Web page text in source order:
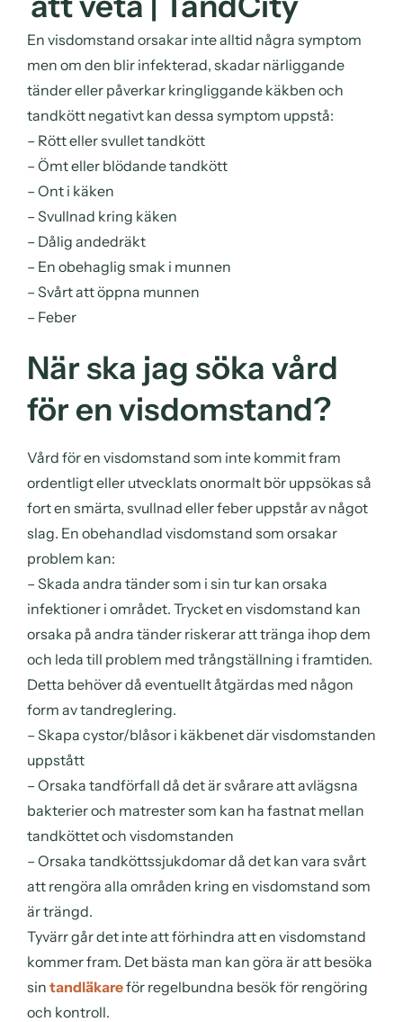
En visdomstand orsakar inte alltid några symptom
men om den blir infekterad, skadar närliggande
tänder eller påverkar kringliggande käkben och
tandkött negativt kan dessa symptom uppstå:
– Rött eller svullet tandkött
– Ömt eller blödande tandkött
– Ont i käken
– Svullnad kring käken
– Dålig andedräkt
– En obehaglig smak i munnen
– Svårt att öppna munnen
– Feber
När ska jag söka vård
för en visdomstand?
Vård för en visdomstand som inte kommit fram
ordentligt eller utvecklats onormalt bör uppsökas så
fort en smärta, svullnad eller feber uppstår av något
slag. En obehandlad visdomstand som orsakar
problem kan:
– Skada andra tänder som i sin tur kan orsaka
infektioner i området. Trycket en visdomstand kan
orsaka på andra tänder riskerar att tränga ihop dem
och leda till problem med trångställning i framtiden.
Detta behöver då eventuellt åtgärdas med någon
form av tandreglering.
– Skapa cystor/blåsor i käkbenet där visdomstanden
uppstått
– Orsaka tandförfall då det är svårare att avlägsna
bakterier och matrester som kan ha fastnat mellan
tandköttet och visdomstanden
– Orsaka tandköttssjukdomar då det kan vara svårt
att rengöra alla områden kring en visdomstand som
är trängd.
Tyvärr går det inte att förhindra att en visdomstand
kommer fram. Det bästa man kan göra är att besöka
sin tandläkareför regelbundna besök för rengöring
och kontroll.